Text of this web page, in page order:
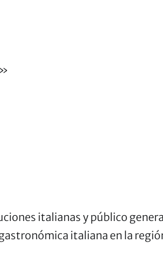
italianas y público
italiana en la